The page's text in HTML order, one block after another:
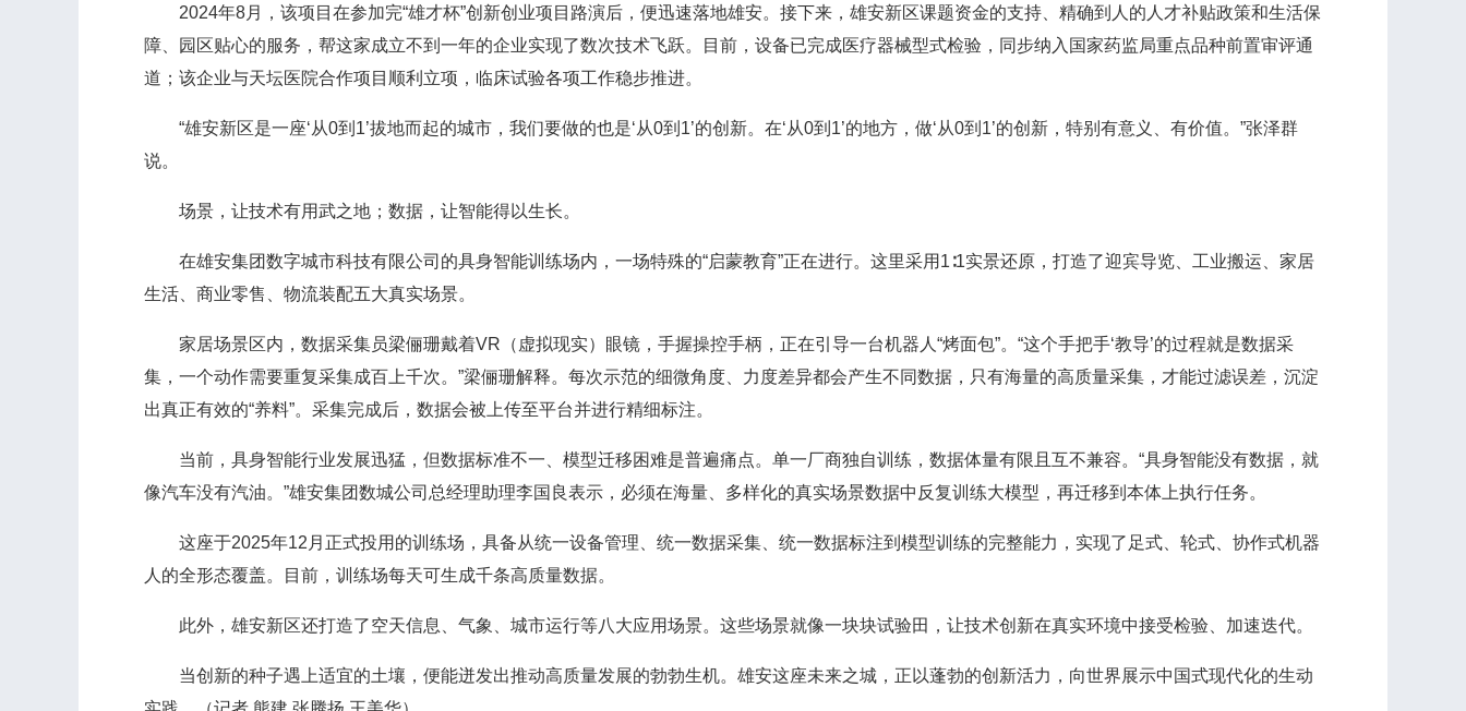
2024年8月，该项目在参加完“雄才杯”创新创业项目路演后，便迅速落地雄安。接下来，雄安新区课题资金的支持、精确到人的人才补贴政策和生活保
障、园区贴心的服务，帮这家成立不到一年的企业实现了数次技术飞跃。目前，设备已完成医疗器械型式检验，同步纳入国家药监局重点品种前置审评通
道；该企业与天坛医院合作项目顺利立项，临床试验各项工作稳步推进。
“雄安新区是一座‘从0到1’拔地而起的城市，我们要做的也是‘从0到1’的创新。在‘从0到1’的地方，做‘从0到1’的创新，特别有意义、有价值。”张泽群
说。
场景，让技术有用武之地；数据，让智能得以生长。
在雄安集团数字城市科技有限公司的具身智能训练场内，一场特殊的“启蒙教育”正在进行。这里采用1∶1实景还原，打造了迎宾导览、工业搬运、家居
生活、商业零售、物流装配五大真实场景。
家居场景区内，数据采集员梁俪珊戴着VR（虚拟现实）眼镜，手握操控手柄，正在引导一台机器人“烤面包”。“这个手把手‘教导’的过程就是数据采
集，一个动作需要重复采集成百上千次。”梁俪珊解释。每次示范的细微角度、力度差异都会产生不同数据，只有海量的高质量采集，才能过滤误差，沉淀
出真正有效的“养料”。采集完成后，数据会被上传至平台并进行精细标注。
当前，具身智能行业发展迅猛，但数据标准不一、模型迁移困难是普遍痛点。单一厂商独自训练，数据体量有限且互不兼容。“具身智能没有数据，就
像汽车没有汽油。”雄安集团数城公司总经理助理李国良表示，必须在海量、多样化的真实场景数据中反复训练大模型，再迁移到本体上执行任务。
这座于2025年12月正式投用的训练场，具备从统一设备管理、统一数据采集、统一数据标注到模型训练的完整能力，实现了足式、轮式、协作式机器
人的全形态覆盖。目前，训练场每天可生成千条高质量数据。
此外，雄安新区还打造了空天信息、气象、城市运行等八大应用场景。这些场景就像一块块试验田，让技术创新在真实环境中接受检验、加速迭代。
当创新的种子遇上适宜的土壤，便能迸发出推动高质量发展的勃勃生机。雄安这座未来之城，正以蓬勃的创新活力，向世界展示中国式现代化的生动